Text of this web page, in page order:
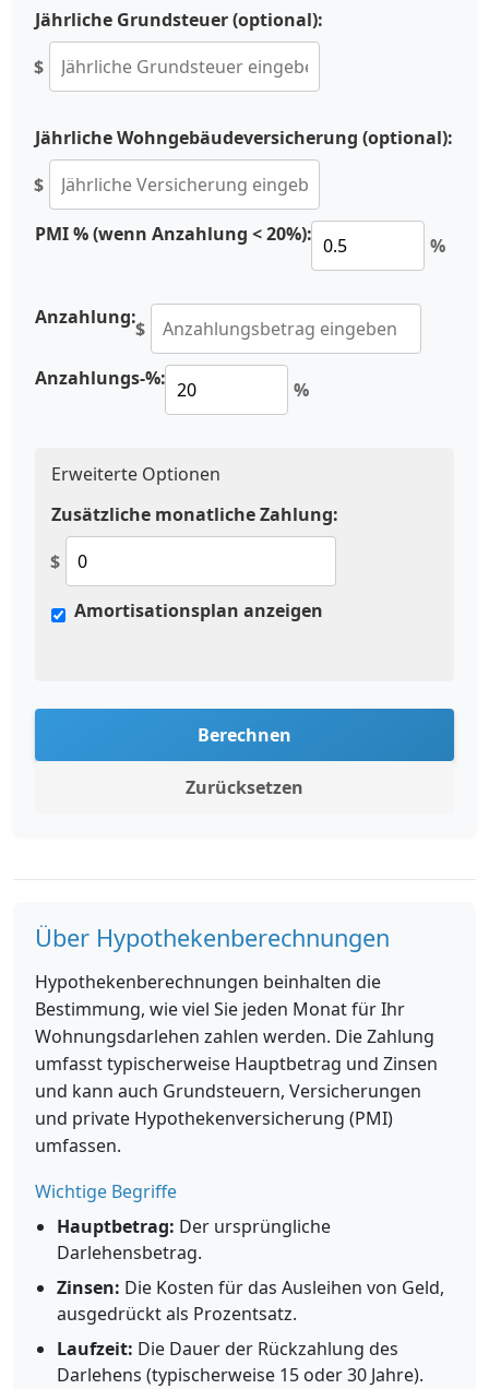
Jährliche Grundsteuer (optional):
$
Jährliche Wohngebäudeversicherung (optional):
$
PMI % (wenn Anzahlung < 20%): %
Anzahlung:$
Anzahlungs-%: %
Erweiterte Optionen
Zusätzliche monatliche Zahlung:
$
Amortisationsplan anzeigen
Berechnen
Zurücksetzen
Über Hypothekenberechnungen
Hypothekenberechnungen beinhalten die
Bestimmung, wie viel Sie jeden Monat für Ihr
Wohnungsdarlehen zahlen werden. Die Zahlung
umfasst typischerweise Hauptbetrag und Zinsen
und kann auch Grundsteuern, Versicherungen
und private Hypothekenversicherung (PMI)
umfassen.
Wichtige Begriffe
Hauptbetrag: Der ursprüngliche
Darlehensbetrag.
Zinsen: Die Kosten für das Ausleihen von Geld,
ausgedrückt als Prozentsatz.
Laufzeit: Die Dauer der Rückzahlung des
Darlehens (typischerweise 15 oder 30 Jahre).